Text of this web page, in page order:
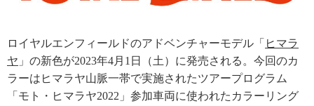
ロイヤルエンフィールドのアドベンチャーモデル「 ヒマラ
ヤ 」の新色が2023年4月1日（土）に発売される。今回のカ
ラーはヒマラヤ山脈一帯で実施されたツアープログラム
「モト・ヒマラヤ2022」参加車両に使われたカラーリング